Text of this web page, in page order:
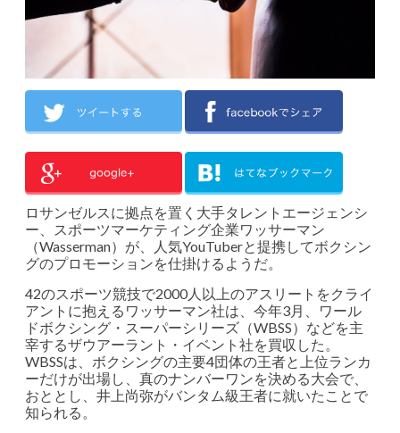
ロサンゼルスに拠点を置く大手タレントエージェンシ
ー、スポーツマーケティング企業ワッサーマン
（Wasserman）が、人気YouTuberと提携してボクシン
グのプロモーションを仕掛けるようだ。
42のスポーツ競技で2000人以上のアスリートをクライ
アントに抱えるワッサーマン社は、今年3月、ワール
ドボクシング・スーパーシリーズ（WBSS）などを主
宰するザウアーラント・イベント社を買収した。
WBSSは、ボクシングの主要4団体の王者と上位ランカ
ーだけが出場し、真のナンバーワンを決める大会で、
おととし、井上尚弥がバンタム級王者に就いたことで
知られる。